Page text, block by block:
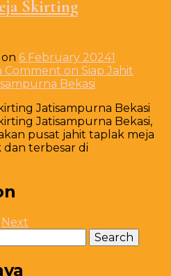
Skirting
6 February 20241
Comment on Siap Jahit
Bekasi
Jatisampurna Bekasi
Jatisampurna Bekasi,
pusat jahit taplak meja
terbesar di
Next